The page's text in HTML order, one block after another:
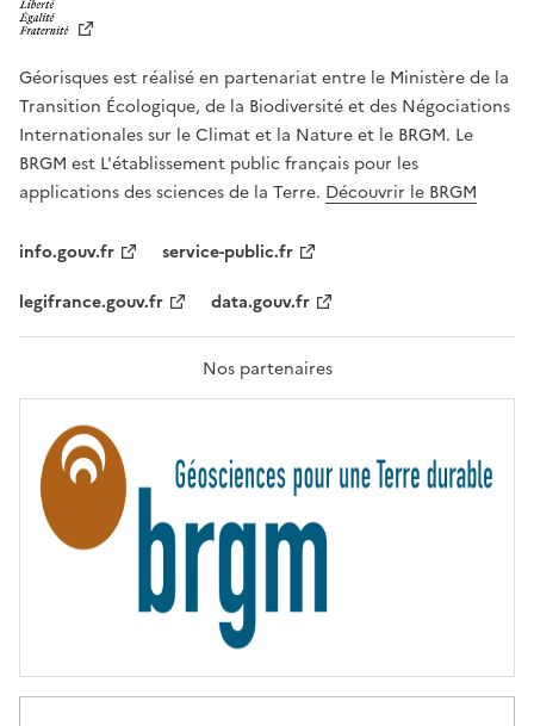
T
É
,
É
G
A
L
F
A
T
R
T
É
Géorisques est réalisé en partenariat entre le Ministère de la
Transition Écologique, de la Biodiversité et des Négociations
Internationales sur le Climat et la Nature et le BRGM. Le
BRGM est L'établissement public français pour les
applications des sciences de la Terre. Découvrir le BRGM
info.gouv.fr
service-public.fr
legifrance.gouv.fr
data.gouv.fr
Nos partenaires